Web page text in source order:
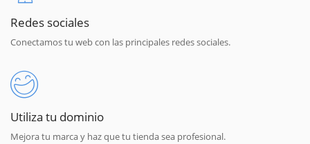
Redes sociales
Conectamos tu web con las principales redes sociales.
Utiliza tu dominio
Mejora tu marca y haz que tu tienda sea profesional.